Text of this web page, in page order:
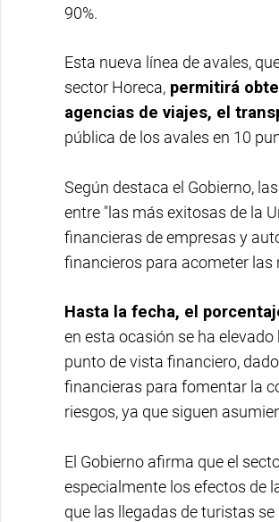
90%.
Esta nueva línea de avales,
sector Horeca, permitirá
agencias de viajes, el
pública de los avales en 10
Según destaca el Gobierno,
entre "las más exitosas de la
financieras de empresas y
financieros para acometer las
Hasta la fecha, el
en esta ocasión se ha elevado
punto de vista financiero,
financieras para fomentar la
riesgos, ya que siguen
El Gobierno afirma que el
especialmente los efectos de
que las llegadas de turistas